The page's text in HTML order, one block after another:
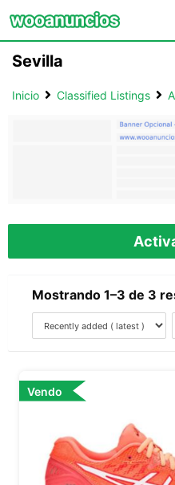
Saltar
contenido
Sevilla
Inicio Classified Listings
Mostrando 1–3 de 3
Vendo